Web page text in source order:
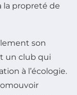
la propreté de
son
un club qui
à l’écologie.